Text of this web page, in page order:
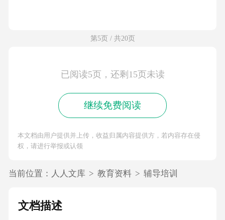
第5页 / 共20页
已阅读5页，还剩15页未读
继续免费阅读
本文档由用户提供并上传，收益归属内容提供方，若内容存在侵
权，请进行举报或认领
当前位置： 人人文库 > 教育资料 > 辅导培训
文档描述